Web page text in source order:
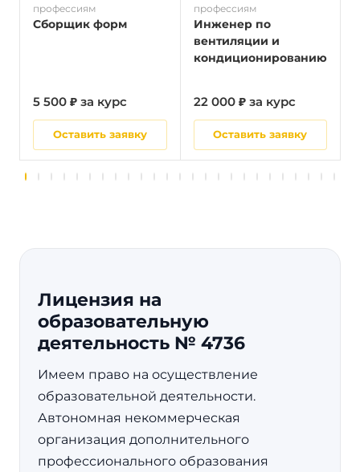
профессиям
Сборщик форм
5 500 ₽ за курс
Оставить заявку
профессиям
Инженер по
вентиляции и
кондиционированию
22 000 ₽ за курс
Оставить заявку
Лицензия на
образовательную
деятельность № 4736
Имеем право на осуществление
образовательной деятельности.
Автономная некоммерческая
организация дополнительного
профессионального образования